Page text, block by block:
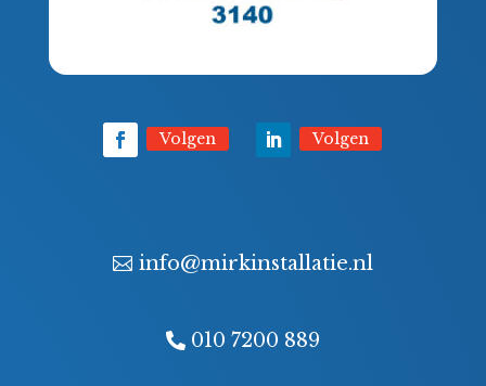
Volgen Volgen
info@mirkinstallatie.nl
010 7200 889